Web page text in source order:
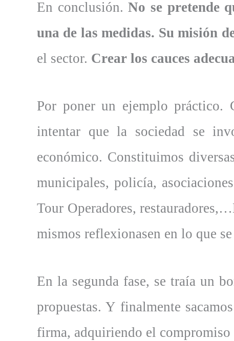
En conclusión.No se pretende
una de las medidas. Su misión
el sector. Crear los cauces
Por poner un ejemplo práctico.
intentar que la sociedad se
económico. Constituimos
municipales, policía,
Tour Operadores,
mismos reflexionasen en lo que
En la segunda fase, se traía un
propuestas. Y finalmente
firma, adquiriendo el compromiso